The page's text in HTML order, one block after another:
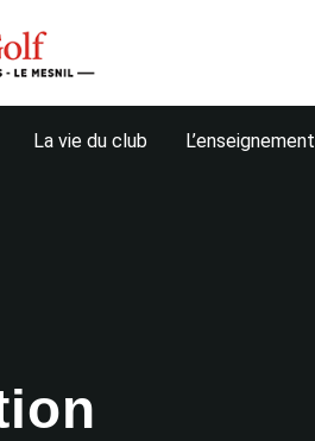
La vie du club L’enseignement